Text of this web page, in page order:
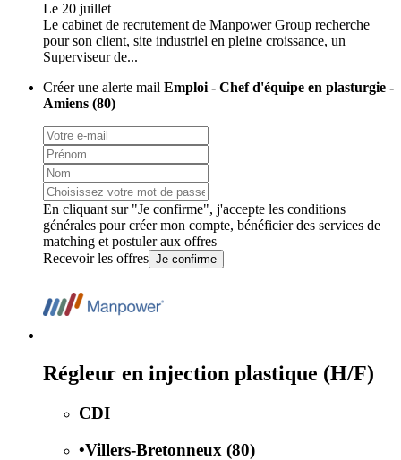
Le 20 juillet
Le cabinet de recrutement de Manpower Group recherche
pour son client, site industriel en pleine croissance, un
Superviseur de...
Créer une alerte mail Emploi - Chef d'équipe en plasturgie -
Amiens (80)
En cliquant sur "Je confirme", j'accepte les conditions
générales pour créer mon compte, bénéficier des services de
matching et postuler aux offres
Recevoir les offres Je confirme
Régleur en injection plastique (H/F)
CDI
•Villers-Bretonneux (80)